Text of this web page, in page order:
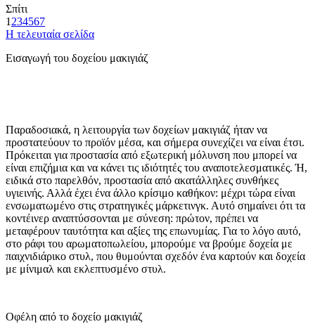
Σπίτι
1234567
Η τελευταία σελίδα
Εισαγωγή του δοχείου μακιγιάζ
Παραδοσιακά, η λειτουργία των δοχείων μακιγιάζ ήταν να
προστατεύουν το προϊόν μέσα, και σήμερα συνεχίζει να είναι έτσι.
Πρόκειται για προστασία από εξωτερική μόλυνση που μπορεί να
είναι επιζήμια και να κάνει τις ιδιότητές του αναποτελεσματικές. Ή,
ειδικά στο παρελθόν, προστασία από ακατάλληλες συνθήκες
υγιεινής. Αλλά έχει ένα άλλο κρίσιμο καθήκον: μέχρι τώρα είναι
ενσωματωμένο στις στρατηγικές μάρκετινγκ. Αυτό σημαίνει ότι τα
κοντέινερ αναπτύσσονται με σύνεση: πρώτον, πρέπει να
μεταφέρουν ταυτότητα και αξίες της επωνυμίας. Για το λόγο αυτό,
στο ράφι του αρωματοπωλείου, μπορούμε να βρούμε δοχεία με
παιχνιδιάρικο στυλ, που θυμούνται σχεδόν ένα καρτούν και δοχεία
με μίνιμαλ και εκλεπτυσμένο στυλ.
Οφέλη από το δοχείο μακιγιάζ